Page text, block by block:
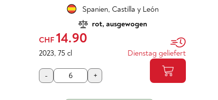
Spanien, Castilla y León
rot, ausgewogen
CHF 14.90
2023, 75 cl Dienstag geliefert
- +